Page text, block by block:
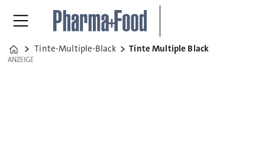
Home
Tinte-Multiple-Black Tinte Multiple Black
ANZEIGE
ANZEIGE